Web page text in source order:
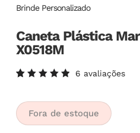
Brinde Personalizado
Caneta Plástica
X0518M
5.00de
5, com
baseado
em
6 avaliações
Fora de estoque